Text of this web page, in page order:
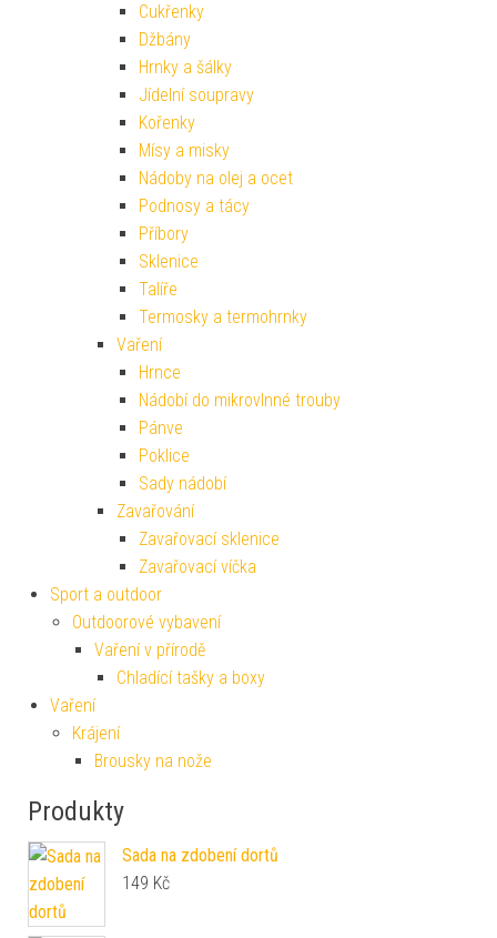
Cukřenky
Džbány
Hrnky a šálky
Jídelní soupravy
Kořenky
Mísy a misky
Nádoby na olej a ocet
Podnosy a tácy
Příbory
Sklenice
Talíře
Termosky a termohrnky
Vaření
Hrnce
Nádobí do mikrovlnné trouby
Pánve
Poklice
Sady nádobí
Zavařování
Zavařovací sklenice
Zavařovací víčka
Sport a outdoor
Outdoorové vybavení
Vaření v přírodě
Chladící tašky a boxy
Vaření
Krájení
Brousky na nože
Produkty
Sada na zdobení dortů
149 Kč